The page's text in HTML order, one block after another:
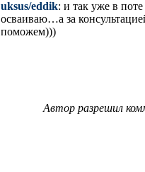
uksus/eddik: и так уже в
осваиваю…а за
поможем)))
Автор разрешил